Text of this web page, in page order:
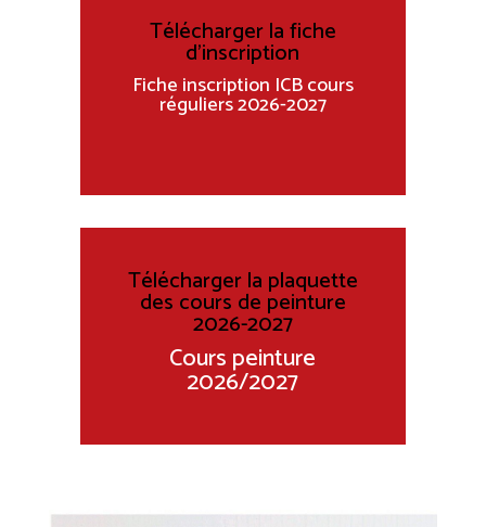
Télécharger la fiche
d'inscription
Fiche inscription ICB cours
réguliers 2026-2027
Télécharger la plaquette
des cours de peinture
2026-2027
Cours peinture
2026/2027